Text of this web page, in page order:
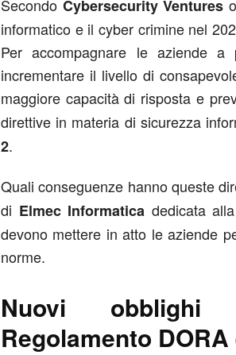
Secondo Cybersecurity Ventures
informatico e il cyber crimine nel
Per accompagnare le aziende
incrementare il livello di
maggiore capacità di risposta e
direttive in materia di sicurezza
2.
Quali conseguenze hanno queste
di Elmec Informatica dedicata
devono mettere in atto le aziende
norme.
Nuovi
Regolamento